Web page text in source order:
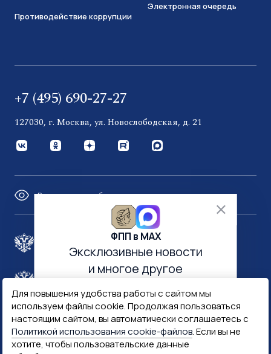
Для повышения удобства работы с сайтом мы
используем файлы cookie. Продолжая пользоваться
настоящим сайтом, вы автоматически соглашаетесь с
Политикой использования cookie-файлов. Если вы не
хотите, чтобы пользовательские данные
Противодействие коррупции
Электронная очередь
+7 (495) 690-27-27
127030, г. Москва, ул. Новослободская, д. 21
Версия для слабовидящих
Правительство России
Госуслуги Госключ
ФПП в МАХ
Эксклюзивные новости
и многое другое